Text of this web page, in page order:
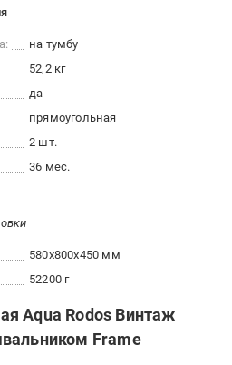
на тумбу
52,2 кг
да
прямоугольная
2 шт.
36 мес.
580x800x450 мм
52200 г
Aqua Rodos Винтаж
Frame